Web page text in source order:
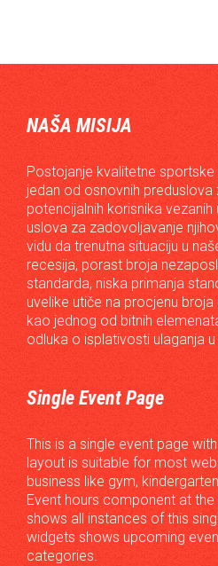
NAŠA MISIJA
Postojanje kvalitetne
jedan od osnovnih preduslova
potencijalnih korisnika
uslova za zadovoljavanje
vidu da trenutna situaciju u
recesija, porast broja
standarda, niska primanja
uvelike utiče na procjenu
kao jednog od bitnih
odluka o isplativosti ulaganja
Single Event Page
This is a single event page
layout is suitable for most
business like gym,
Event hours component at
shows all instances of this
widgets shows upcoming
categories.